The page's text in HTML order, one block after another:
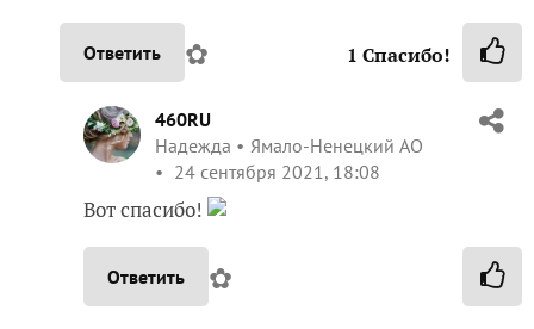
Ответить ✿ 1 Спасибо!
460RU
Надежда
Ямало-Ненецкий АО
24 сентября 2021, 18:08
Вот спасибо!
Ответить ✿